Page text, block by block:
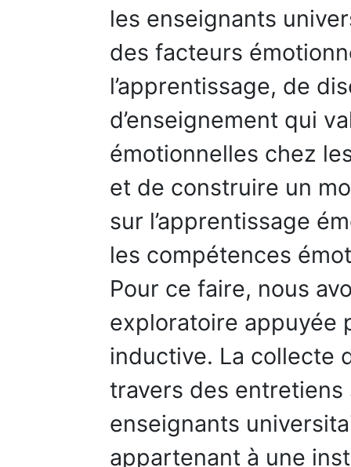
les enseignants
des facteurs
l’apprentissage, de
d’enseignement qui
émotionnelles chez
et de construire un
sur l’apprentissage
les compétences
Pour ce faire, nous
exploratoire appuyée
inductive. La collecte
travers des
enseignants
appartenant à une